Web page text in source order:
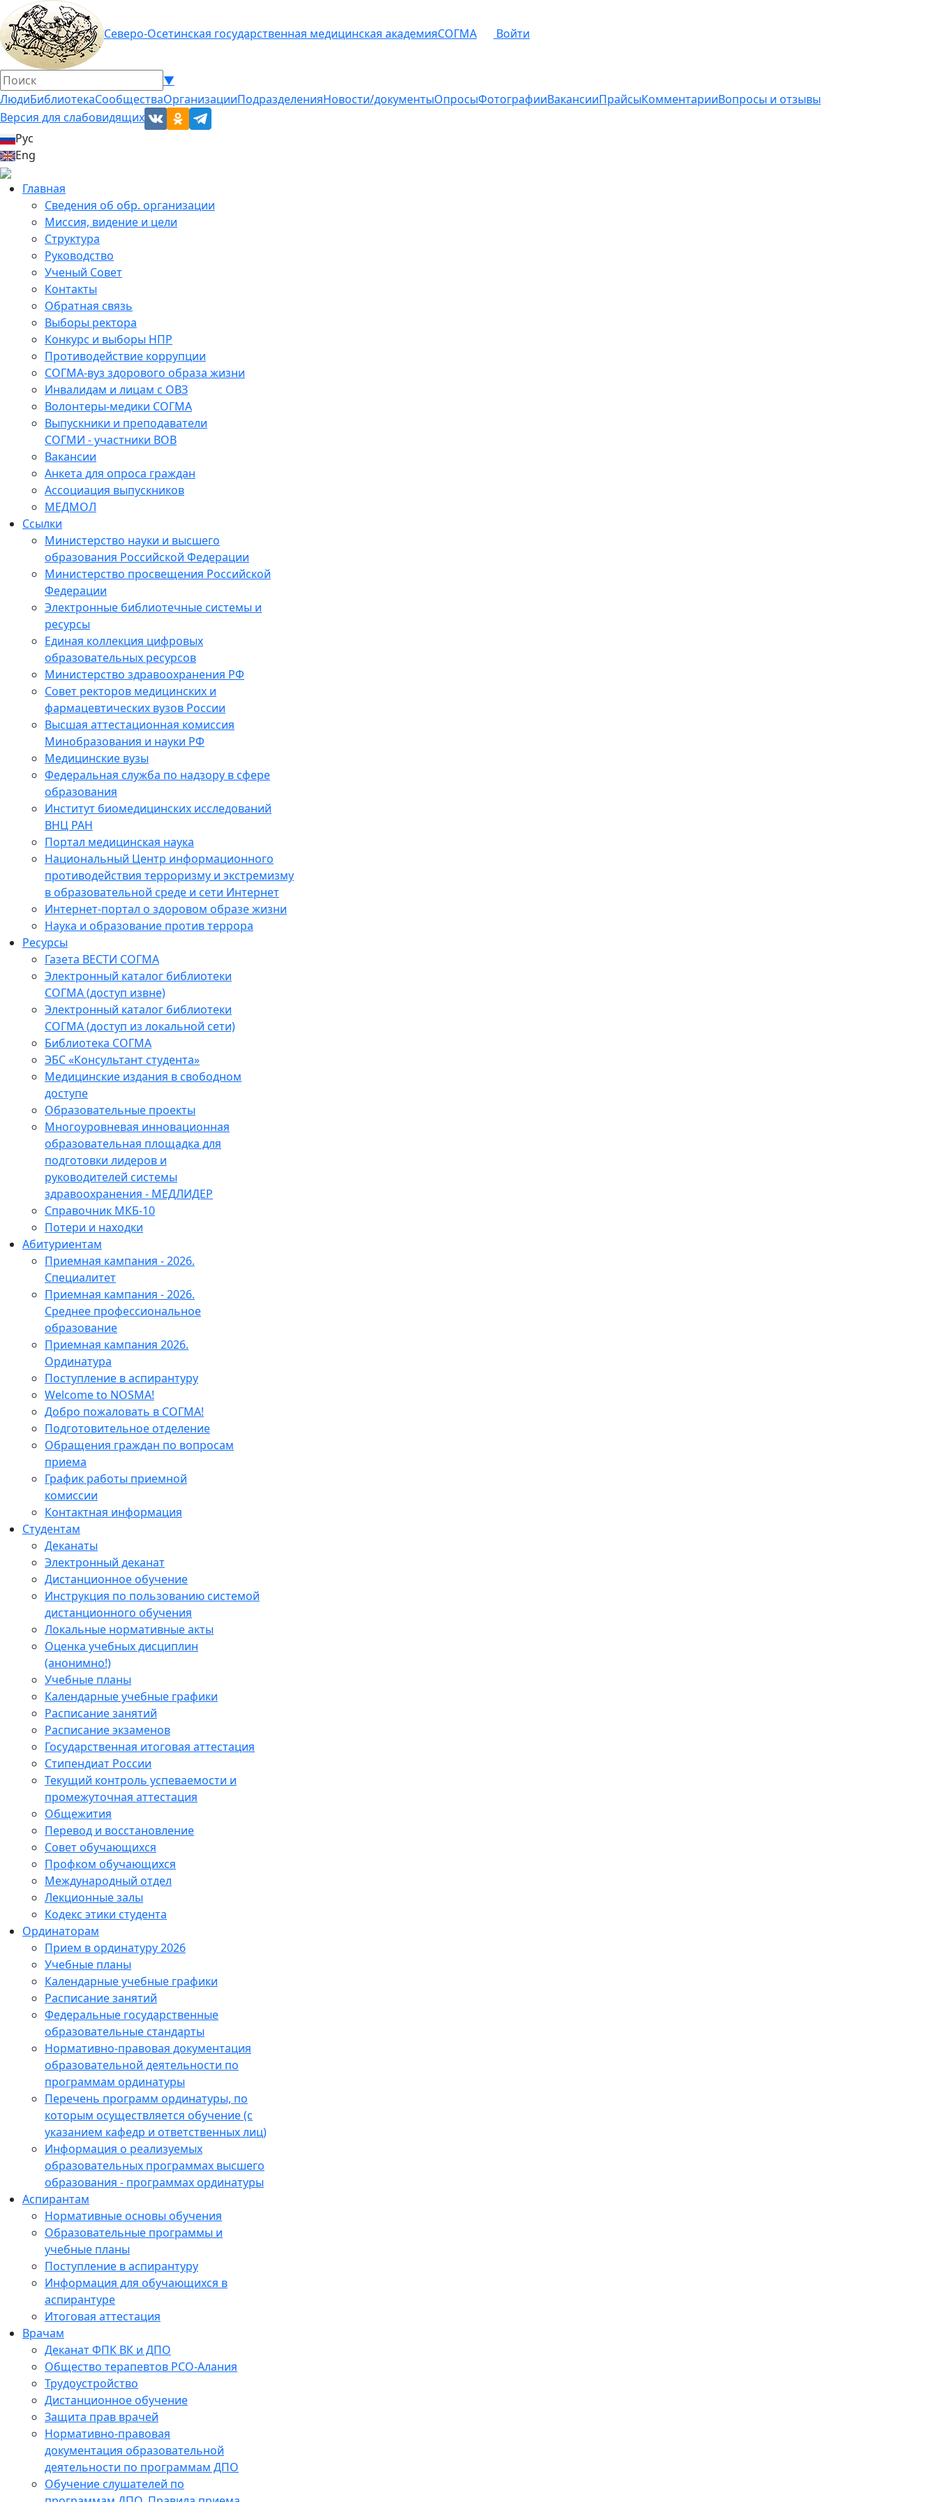
Северо-Осетинская государственная медицинская академияСОГМА Войти
▼
ЛюдиБиблиотекаСообществаОрганизацииПодразделенияНовости/документыОпросыФотографииВакансииПрайсыКомментарииВопросы и отзывы
Версия для слабовидящих
Рус
Eng
Главная
Сведения об обр. организации
Миссия, видение и цели
Структура
Руководство
Ученый Совет
Контакты
Обратная связь
Выборы ректора
Конкурс и выборы НПР
Противодействие коррупции
СОГМА-вуз здорового образа жизни
Инвалидам и лицам с ОВЗ
Волонтеры-медики СОГМА
Выпускники и преподаватели
СОГМИ - участники ВОВ
Вакансии
Анкета для опроса граждан
Ассоциация выпускников
МЕДМОЛ
Ссылки
Министерство науки и высшего
образования Российской Федерации
Министерство просвещения Российской
Федерации
Электронные библиотечные системы и
ресурсы
Единая коллекция цифровых
образовательных ресурсов
Министерство здравоохранения РФ
Совет ректоров медицинских и
фармацевтических вузов России
Высшая аттестационная комиссия
Минобразования и науки РФ
Медицинские вузы
Федеральная служба по надзору в сфере
образования
Институт биомедицинских исследований
ВНЦ РАН
Портал медицинская наука
Национальный Центр информационного
противодействия терроризму и экстремизму
в образовательной среде и сети Интернет
Интернет-портал о здоровом образе жизни
Наука и образование против террора
Ресурсы
Газета ВЕСТИ СОГМА
Электронный каталог библиотеки
СОГМА (доступ извне)
Электронный каталог библиотеки
СОГМА (доступ из локальной сети)
Библиотека СОГМА
ЭБС «Консультант студента»
Медицинские издания в свободном
доступе
Образовательные проекты
Многоуровневая инновационная
образовательная площадка для
подготовки лидеров и
руководителей системы
здравоохранения - МЕДЛИДЕР
Справочник МКБ-10
Потери и находки
Абитуриентам
Приемная кампания - 2026.
Специалитет
Приемная кампания - 2026.
Среднее профессиональное
образование
Приемная кампания 2026.
Ординатура
Поступление в аспирантуру
Welcome to NOSMA!
Добро пожаловать в СОГМА!
Подготовительное отделение
Обращения граждан по вопросам
приема
График работы приемной
комиссии
Контактная информация
Студентам
Деканаты
Электронный деканат
Дистанционное обучение
Инструкция по пользованию системой
дистанционного обучения
Локальные нормативные акты
Оценка учебных дисциплин
(анонимно!)
Учебные планы
Календарные учебные графики
Расписание занятий
Расписание экзаменов
Государственная итоговая аттестация
Стипендиат России
Текущий контроль успеваемости и
промежуточная аттестация
Общежития
Перевод и восстановление
Совет обучающихся
Профком обучающихся
Международный отдел
Лекционные залы
Кодекс этики студента
Ординаторам
Прием в ординатуру 2026
Учебные планы
Календарные учебные графики
Расписание занятий
Федеральные государственные
образовательные стандарты
Нормативно-правовая документация
образовательной деятельности по
программам ординатуры
Перечень программ ординатуры, по
которым осуществляется обучение (с
указанием кафедр и ответственных лиц)
Информация о реализуемых
образовательных программах высшего
образования - программах ординатуры
Аспирантам
Нормативные основы обучения
Образовательные программы и
учебные планы
Поступление в аспирантуру
Информация для обучающихся в
аспирантуре
Итоговая аттестация
Врачам
Деканат ФПК ВК и ДПО
Общество терапевтов РСО-Алания
Трудоустройство
Дистанционное обучение
Защита прав врачей
Нормативно-правовая
документация образовательной
деятельности по программам ДПО
Обучение слушателей по